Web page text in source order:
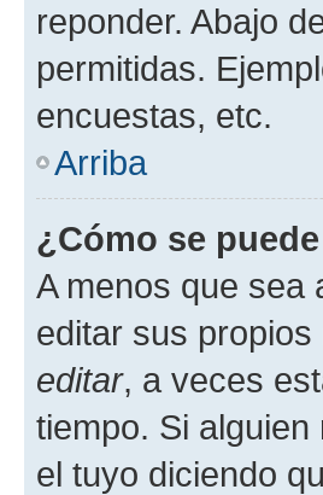
reponder. Abajo
permitidas.
encuestas, etc.
Arriba
¿Cómo se
A menos que sea
editar sus
editar, a veces
tiempo. Si
el tuyo diciendo